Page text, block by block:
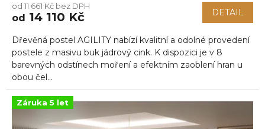
produktu
je
z
5
hvězdiček.
od 11 661 Kč bez DPH
od 14 110 Kč DETAIL
Dřevěná postel AGILITY nabízí kvalitní a odolné provedení
postele z masivu buk jádrový cink. K dispozici je v 8
barevných odstínech moření a efektním zaoblení hran u
obou čel...
Záruka 5 let